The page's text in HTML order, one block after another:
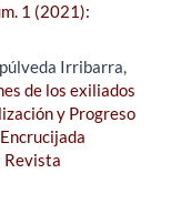
1 (2021):
Irribarra,
de los exiliados
y Progreso
Encrucijada
Revista